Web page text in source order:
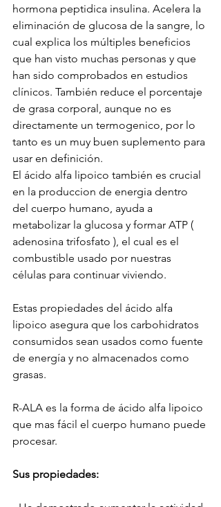
hormona peptidica insulina. Acelera la
eliminación de glucosa de la sangre, lo
cual explica los múltiples beneficios
que han visto muchas personas y que
han sido comprobados en estudios
clínicos. También reduce el porcentaje
de grasa corporal, aunque no es
directamente un termogenico, por lo
tanto es un muy buen suplemento para
usar en definición.
El ácido alfa lipoico también es crucial
en la produccion de energia dentro
del cuerpo humano, ayuda a
metabolizar la glucosa y formar ATP (
adenosina trifosfato ), el cual es el
combustible usado por nuestras
células para continuar viviendo.
Estas propiedades del ácido alfa
lipoico asegura que los carbohidratos
consumidos sean usados como fuente
de energía y no almacenados como
grasas.
R-ALA es la forma de ácido alfa lipoico
que mas fácil el cuerpo humano puede
procesar.
Sus propiedades: